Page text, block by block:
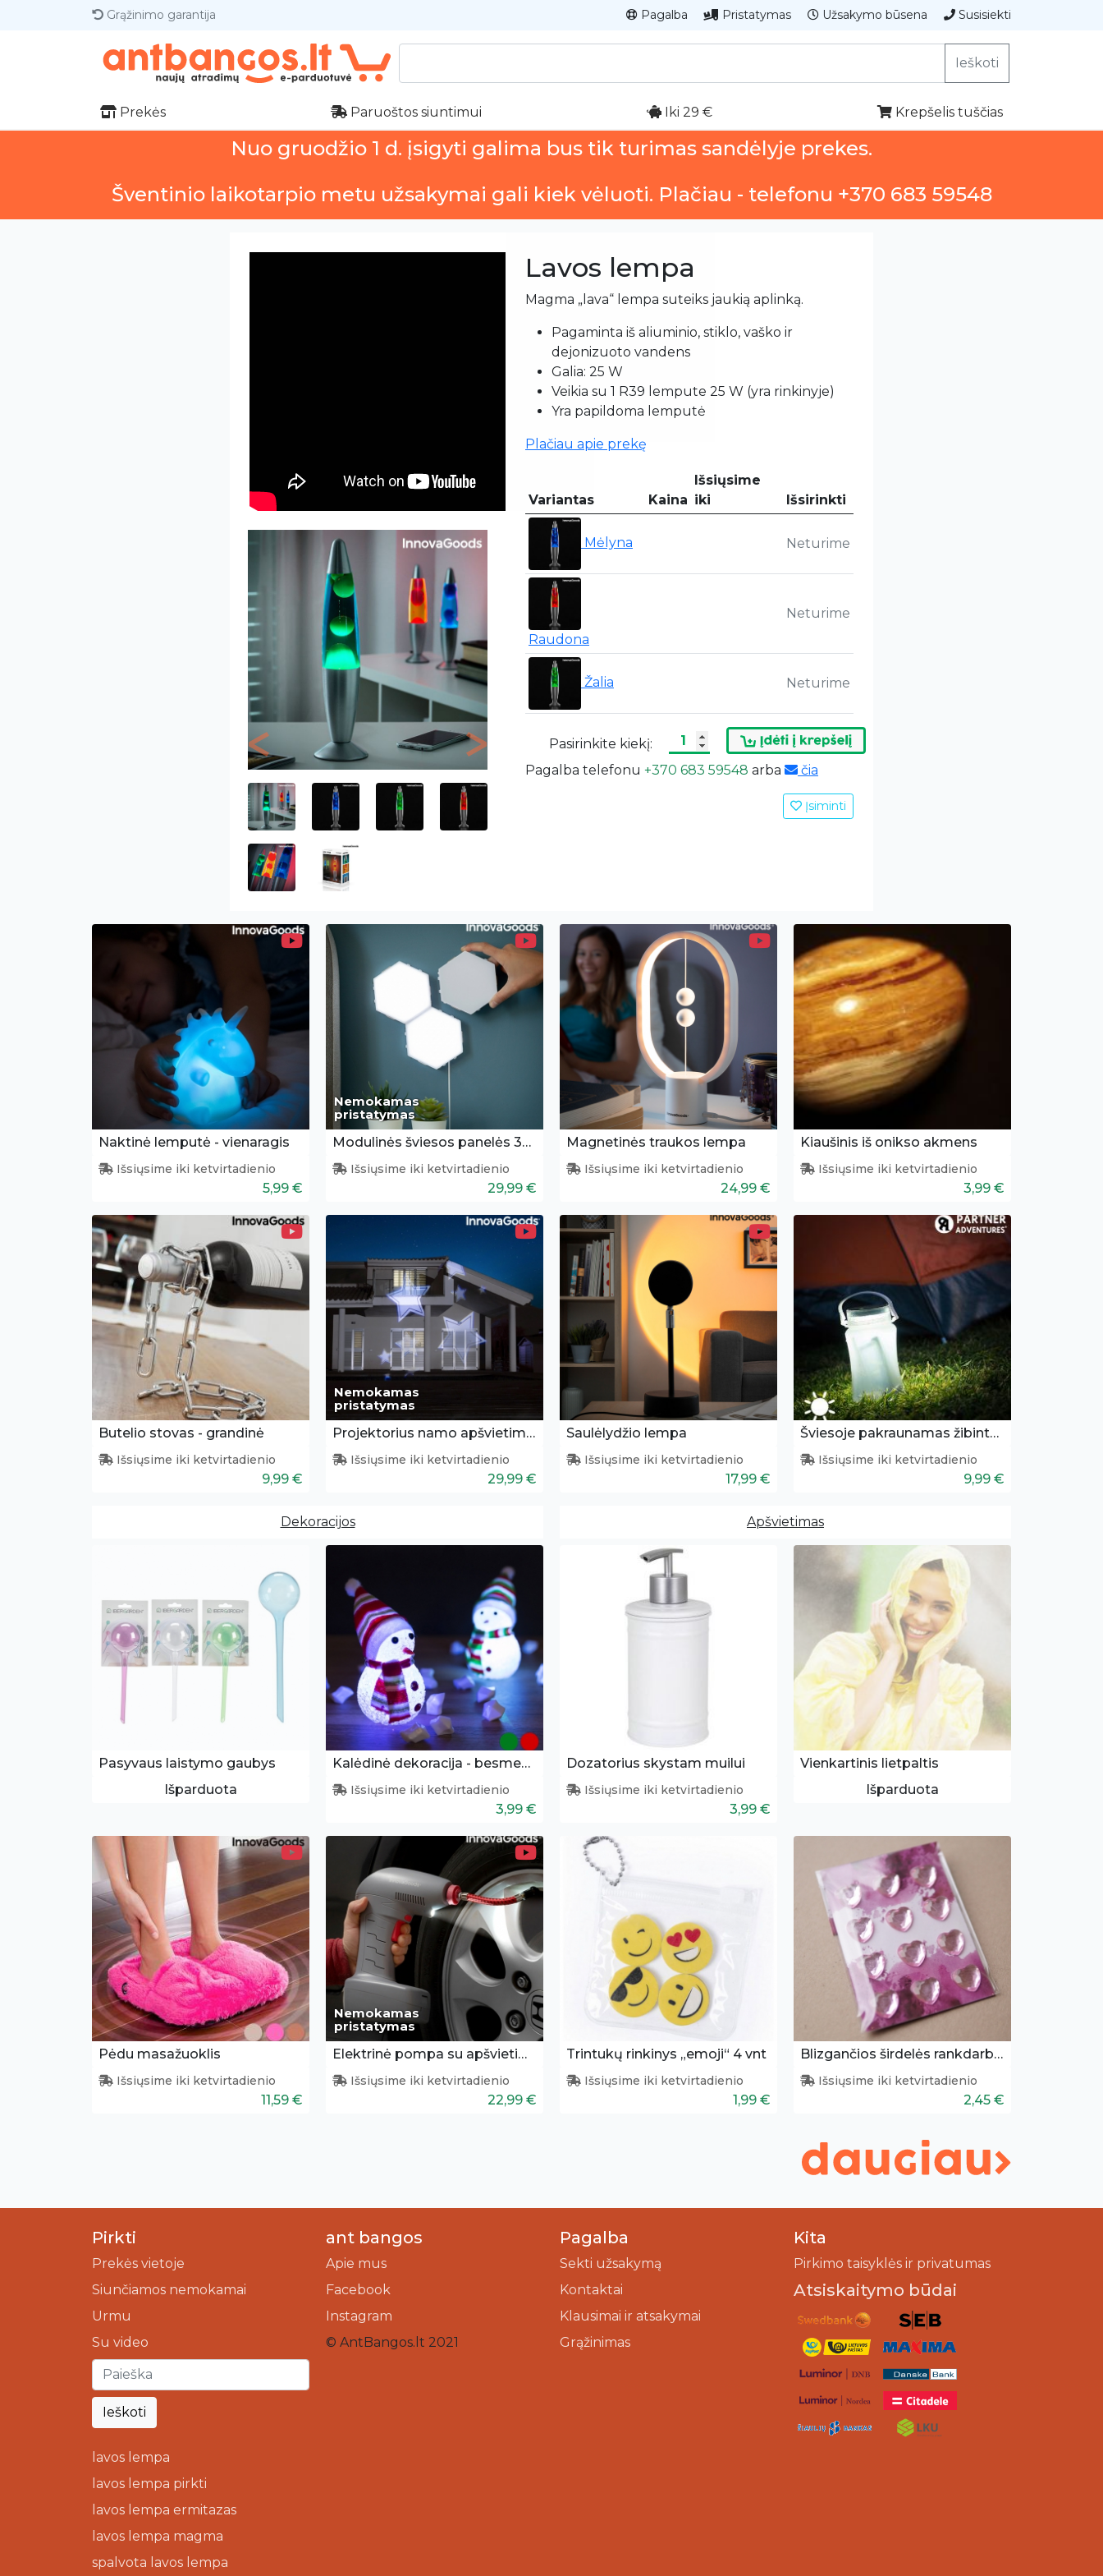
Grąžinimo garantija Pagalba Pristatymas Užsakymo būsena Susisiekti
Ieškoti
Prekės Paruoštos siuntimui Iki 29 € Krepšelis tuščias
Nuo gruodžio 1 d. įsigyti galima bus tik turimas sandėlyje prekes.
Šventinio laikotarpio metu užsakymai gali kiek vėluoti. Plačiau - telefonu +370 683 59548
Previous Next
Lavos lempa
Magma „lava“ lempa suteiks jaukią aplinką.
Pagaminta iš aliuminio, stiklo, vaško ir
dejonizuoto vandens
Galia: 25 W
Veikia su 1 R39 lempute 25 W (yra rinkinyje)
Yra papildoma lemputė
Plačiau apie prekę
Variantas Kaina
Išsiųsime
iki
Išsirinkti
Mėlyna Neturime
Raudona
Neturime
Žalia Neturime
Pasirinkite kiekį:
Pagalba telefonu +370 683 59548 arba čia
Įsiminti
Naktinė lemputė - vienaragis
Išsiųsime iki ketvirtadienio
5,99 €
Nemokamas
pristatymas
Modulinės šviesos panelės 3vnt.
Išsiųsime iki ketvirtadienio
29,99 €
Magnetinės traukos lempa
Išsiųsime iki ketvirtadienio
24,99 €
Kiaušinis iš onikso akmens
Išsiųsime iki ketvirtadienio
3,99 €
Butelio stovas - grandinė
Išsiųsime iki ketvirtadienio
9,99 €
Nemokamas
pristatymas
Projektorius namo apšvietimui
Išsiųsime iki ketvirtadienio
29,99 €
Saulėlydžio lempa
Išsiųsime iki ketvirtadienio
17,99 €
Šviesoje pakraunamas žibintas - buteliukas
Išsiųsime iki ketvirtadienio
9,99 €
Dekoracijos Apšvietimas
Pasyvaus laistymo gaubys
Išparduota
Kalėdinė dekoracija - besmegenis
Išsiųsime iki ketvirtadienio
3,99 €
Dozatorius skystam muilui
Išsiųsime iki ketvirtadienio
3,99 €
Vienkartinis lietpaltis
Išparduota
Pėdu masažuoklis
Išsiųsime iki ketvirtadienio
11,59 €
Nemokamas
pristatymas
Elektrinė pompa su apšvietimu
Išsiųsime iki ketvirtadienio
22,99 €
Trintukų rinkinys „emoji“ 4 vnt
Išsiųsime iki ketvirtadienio
1,99 €
Blizgančios širdelės rankdarbiams
Išsiųsime iki ketvirtadienio
2,45 €
Pirkti
Prekės vietoje
Siunčiamos nemokamai
Urmu
Su video
Ieškoti
lavos lempa
lavos lempa pirkti
lavos lempa ermitazas
lavos lempa magma
spalvota lavos lempa
ant bangos
Apie mus
Facebook
Instagram
© AntBangos.lt 2021
Pagalba
Sekti užsakymą
Kontaktai
Klausimai ir atsakymai
Grąžinimas
Kita
Pirkimo taisyklės ir privatumas
Atsiskaitymo būdai